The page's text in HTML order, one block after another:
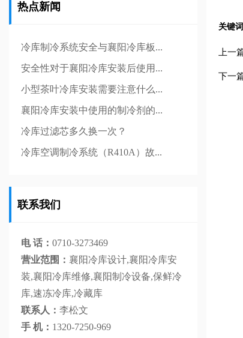
热点新闻
冷库制冷系统安全与襄阳冷库板...
安全性对于襄阳冷库安装后使用...
小型茶叶冷库安装需要注意什么...
襄阳冷库安装中使用的制冷剂的...
冷库过滤芯多久换一次？
冷库空调制冷系统（R410A）故...
联系我们
电 话： 0710-3273469
营业范围： 襄阳冷库设计,襄阳冷库安
装,襄阳冷库维修,襄阳制冷设备,保鲜冷
库,速冻冷库,冷藏库
联系人： 李松文
手 机： 1320-7250-969
关键词
上一
下一